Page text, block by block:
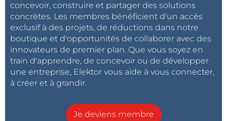
concevoir, construire et partager des solutions
concrètes. Les membres bénéficient d'un accès
exclusif à des projets, de réductions dans notre
boutique et d'opportunités de collaborer avec des
innovateurs de premier plan. Que vous soyez en
train d'apprendre, de concevoir ou de développer
une entreprise, Elektor vous aide à vous connecter,
à créer et à grandir.
Je deviens membre